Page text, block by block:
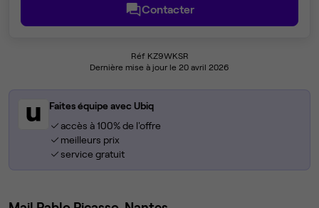
Contacter
Réf KZ9WKSR
Dernière mise à jour le 20 avril 2026
Faites équipe avec Ubiq
accès à 100% de l'offre
meilleurs prix
service gratuit